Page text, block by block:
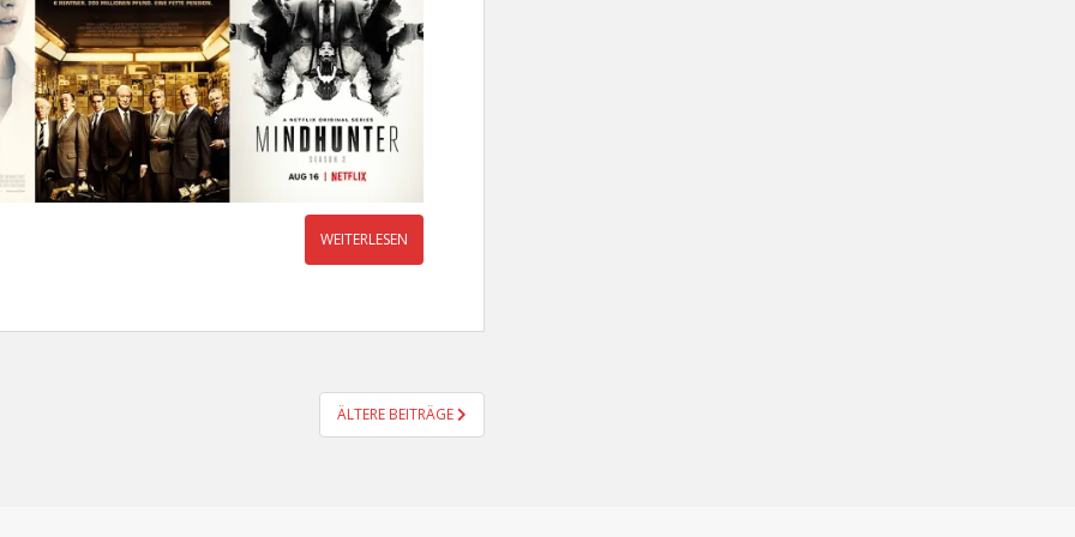
WEITERLESEN
ÄLTERE BEITRÄGE